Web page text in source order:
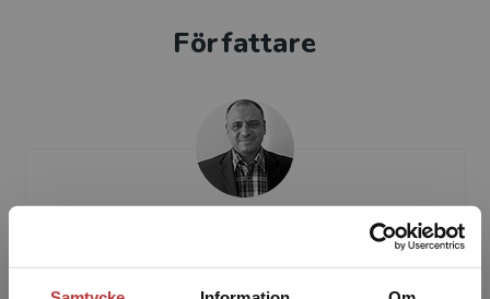
Författare
Asaad Almssad är civilingenjör i väg och vatten